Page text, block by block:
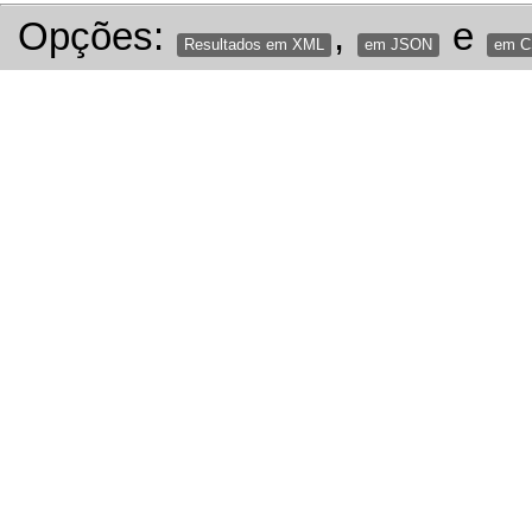
Opções: Resultados em XML , em JSON e em